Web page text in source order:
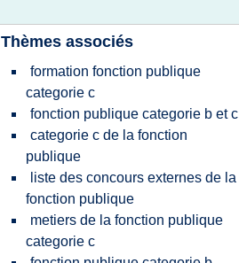
Thèmes associés
formation fonction publique
categorie c
fonction publique categorie b et c
categorie c de la fonction
publique
liste des concours externes de la
fonction publique
metiers de la fonction publique
categorie c